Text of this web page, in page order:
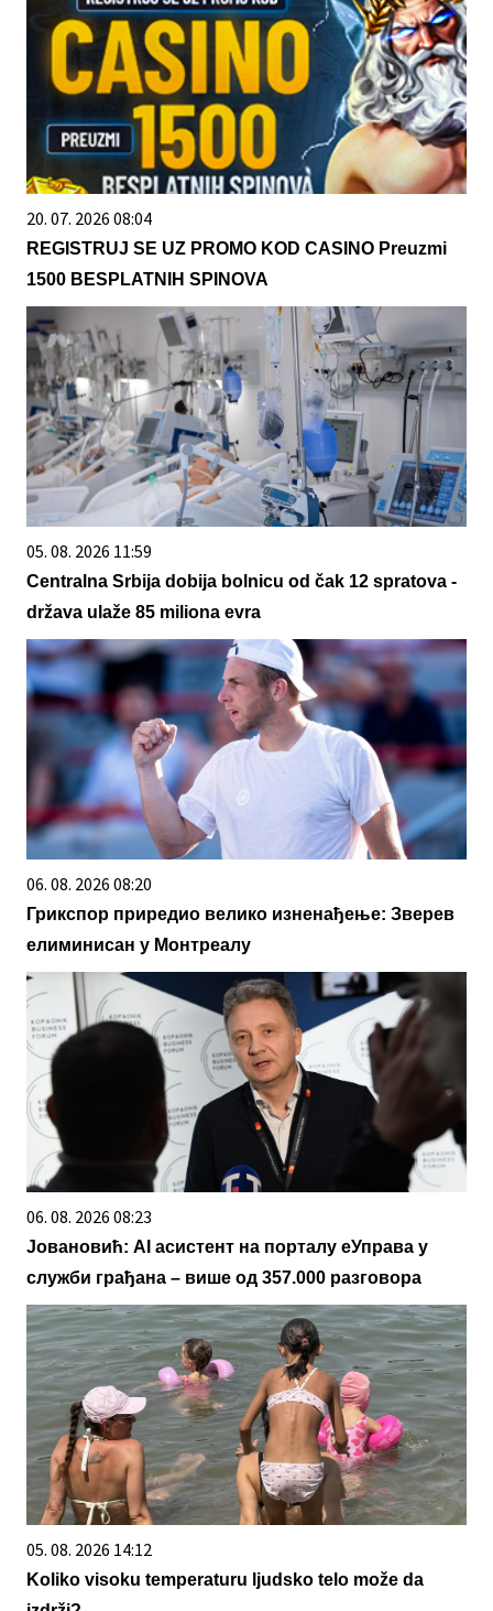
20. 07. 2026 08:04
REGISTRUJ SE UZ PROMO KOD CASINO Preuzmi
1500 BESPLATNIH SPINOVA
05. 08. 2026 11:59
Centralna Srbija dobija bolnicu od čak 12 spratova -
država ulaže 85 miliona evra
06. 08. 2026 08:20
Грикспор приредио велико изненађење: Зверев
елиминисан у Монтреалу
06. 08. 2026 08:23
Јовановић: AI асистент на порталу еУправа у
служби грађана – више од 357.000 разговора
05. 08. 2026 14:12
Koliko visoku temperaturu ljudsko telo može da